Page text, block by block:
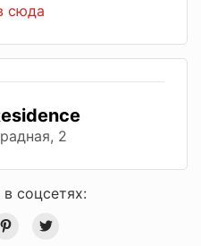
сюда
2
соцсетях: